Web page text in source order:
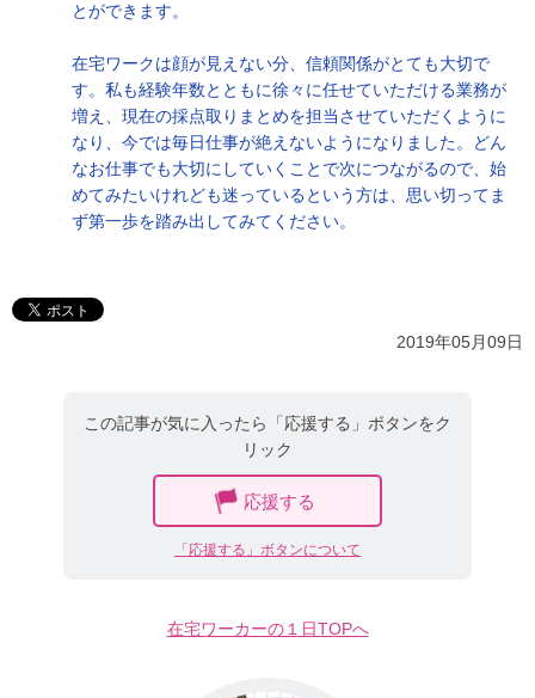
とができます。
在宅ワークは顔が見えない分、信頼関係がとても大切で
す。私も経験年数とともに徐々に任せていただける業務が
増え、現在の採点取りまとめを担当させていただくように
なり、今では毎日仕事が絶えないようになりました。どん
なお仕事でも大切にしていくことで次につながるので、始
めてみたいけれども迷っているという方は、思い切ってま
ず第一歩を踏み出してみてください。
2019年05月09日
この記事が気に入ったら「応援する」ボタンをク
リック
応援する
「応援する」ボタンについて
在宅ワーカーの１日TOPへ